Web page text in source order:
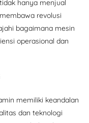
hanya menjual
revolusi
bagaimana mesin
operasional dan
memiliki keandalan
dan teknologi